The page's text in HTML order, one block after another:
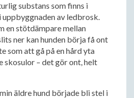
substans som finns i
uppbyggnaden av ledbrosk.
en stötdämpare mellan
ner kan hunden börja få ont
som att gå på en hård yta
skosulor – det gör ont, helt
äldre hund började bli stel i